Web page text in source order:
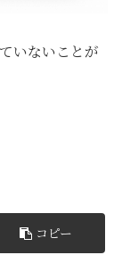
いないことが
コピー